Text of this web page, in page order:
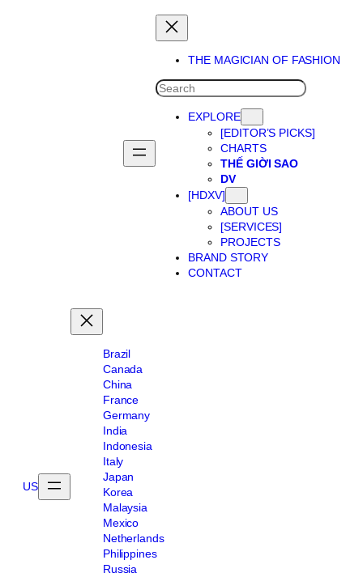
THE MAGICIAN OF FASHION
SEARCH
EXPLORE
[EDITOR’S PICKS]
CHARTS
THẾ GIỜI SAO
DV
[HDXV]
ABOUT US
[SERVICES]
PROJECTS
BRAND STORY
CONTACT
US
Brazil
Canada
China
France
Germany
India
Indonesia
Italy
Japan
Korea
Malaysia
Mexico
Netherlands
Philippines
Russia